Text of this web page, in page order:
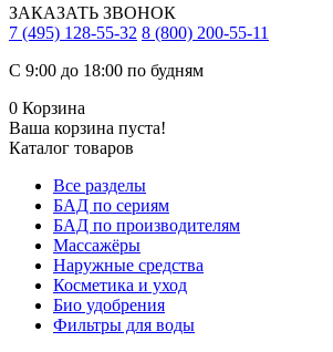
ЗАКАЗАТЬ ЗВОНОК
7 (495) 128-55-32 8 (800) 200-55-11
С 9:00 до 18:00 по будням
0 Корзина
Ваша корзина пуста!
Каталог товаров
Все разделы
БАД по сериям
БАД по производителям
Массажёры
Наружные средства
Косметика и уход
Био удобрения
Фильтры для воды